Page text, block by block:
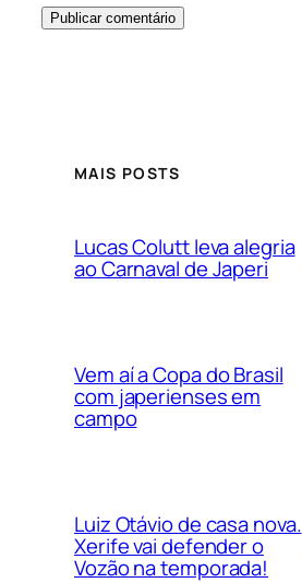
MAIS POSTS
Lucas Colutt leva alegria
ao Carnaval de Japeri
Vem aí a Copa do Brasil
com japerienses em
campo
Luiz Otávio de casa nova.
Xerife vai defender o
Vozão na temporada!